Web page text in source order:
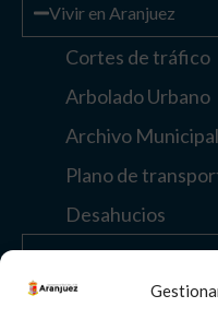
Vivir en Aranjuez
Cortes de tráfico
Arbolado Urbano
Archivo Municipal
Plano de
Desahucios
Enlaces de interés